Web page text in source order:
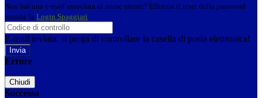
Non hai una e-mail associata al nome utente? Effettua il reset della password
tramite la Login Spaggiari
E-mail inviata, si prega di controllare la casella di posta elettronica!
Errore
Chiudi
Successo